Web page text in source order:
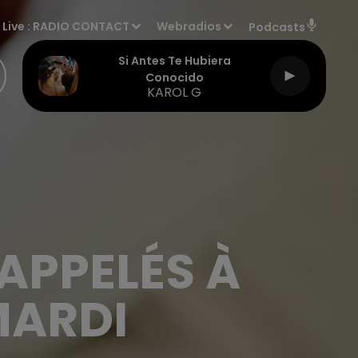
Live : RADIO CONTACT Webradios Podcasts
Si Antes Te Hubiera
Conocido
KAROL G
À